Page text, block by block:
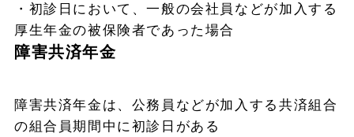
・初診日において、一般の会社員などが加入する
厚生年金の被保険者であった場合
障害共済年金
障害共済年金は、公務員などが加入する共済組合
の組合員期間中に初診日がある